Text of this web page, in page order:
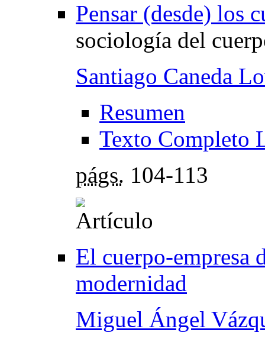
Pensar (desde) los
sociología del
Santiago Caneda
Resumen
Texto Completo
págs. 104-113
El cuerpo-empresa
modernidad
Miguel Ángel